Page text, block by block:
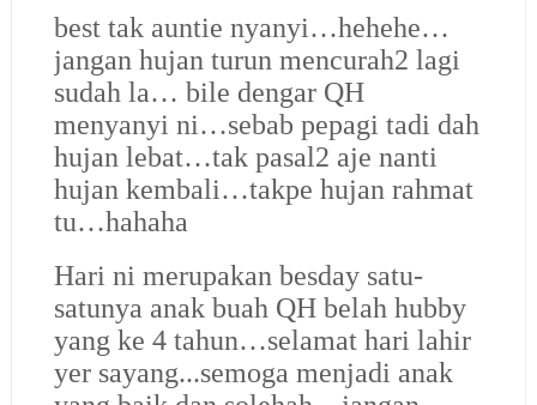
best tak auntie nyanyi…hehehe…
jangan hujan turun mencurah2 lagi
sudah la… bile dengar QH
menyanyi ni…sebab pepagi tadi dah
hujan lebat…tak pasal2 aje nanti
hujan kembali…takpe hujan rahmat
tu…hahaha
Hari ni merupakan besday satu-
satunya anak buah QH belah hubby
yang ke 4 tahun…selamat hari lahir
yer sayang...semoga menjadi anak